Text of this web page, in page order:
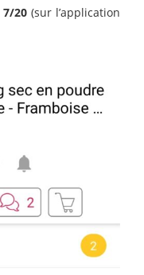
7/20(sur l’application